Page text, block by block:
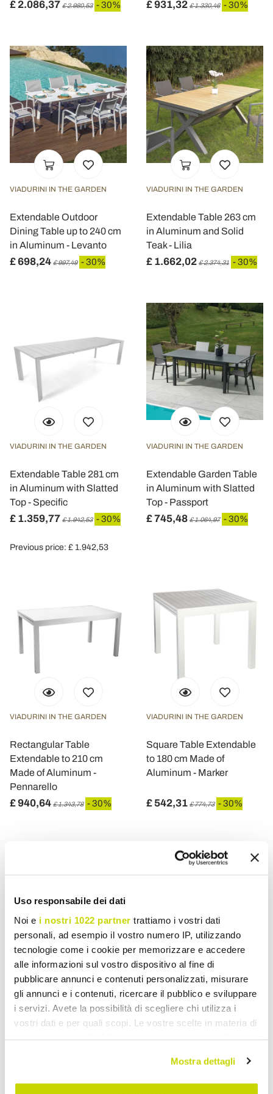
Uso responsabile dei dati
Noi e i nostri 1022 partner trattiamo i vostri dati
personali, ad esempio il vostro numero IP, utilizzando
tecnologie come i cookie per memorizzare e accedere
alle informazioni sul vostro dispositivo al fine di
pubblicare annunci e contenuti personalizzati, misurare
gli annunci e i contenuti, ricercare il pubblico e sviluppare
i servizi. Avete la possibilità di scegliere chi utilizza i
vostri dati e per quali scopi. Le vostre scelte in materia di
modificare o revocare il proprio consenso in qualsiasi
momento dalla Dichiarazione sui cookie o facendo clic
Mostra dettagli
£ 2.086,37 £ 2.980,53 - 30% £ 931,32 £ 1.330,46 - 30%
VIADURINI IN THE GARDEN
Extendable Outdoor
Dining Table up to 240 cm
in Aluminum - Levanto
£ 698,24 £ 997,49 - 30%
VIADURINI IN THE GARDEN
Extendable Table 263 cm
in Aluminum and Solid
Teak - Lilia
£ 1.662,02 £ 2.374,31 - 30%
VIADURINI IN THE GARDEN
Extendable Table 281 cm
in Aluminum with Slatted
Top - Specific
£ 1.359,77 £ 1.942,53 - 30%
Previous price: £ 1.942,53
VIADURINI IN THE GARDEN
Extendable Garden Table
in Aluminum with Slatted
Top - Passport
£ 745,48 £ 1.064,97 - 30%
VIADURINI IN THE GARDEN
Rectangular Table
Extendable to 210 cm
Made of Aluminum -
Pennarello
£ 940,64 £ 1.343,78 - 30%
VIADURINI IN THE GARDEN
Square Table Extendable
to 180 cm Made of
Aluminum - Marker
£ 542,31 £ 774,73 - 30%
Extendable Table 220 cm
in Anthracite Aluminum for
the Garden - Scissors
Extendable Table 240 cm
in Aluminum with HPL Top
- Righello
£ 1.591,73 £ 2.273,91 - 30%